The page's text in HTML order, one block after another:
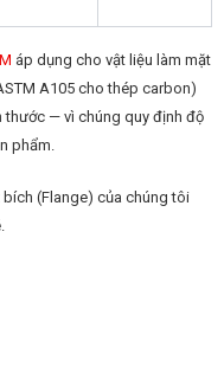
áp dụng cho vật liệu làm mặt
A105 cho thép carbon)
thước — vì chúng quy định độ
phẩm.
(Flange) của chúng tôi